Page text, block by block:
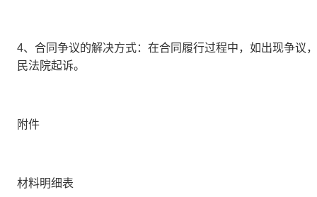
4、 合同争议的解决方式：在合同履行过程中，如出现争议
民法院起诉。
附件
材料明细表